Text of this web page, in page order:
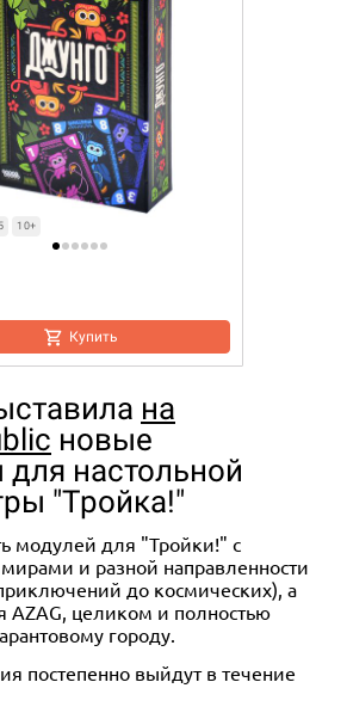
10+
Купить
на
новые
настольной
"Тройка!"
модулей для "Тройки!" с
и разной направленности
до космических), а
AZAG, целиком и полностью
городу.
постепенно выйдут в течение